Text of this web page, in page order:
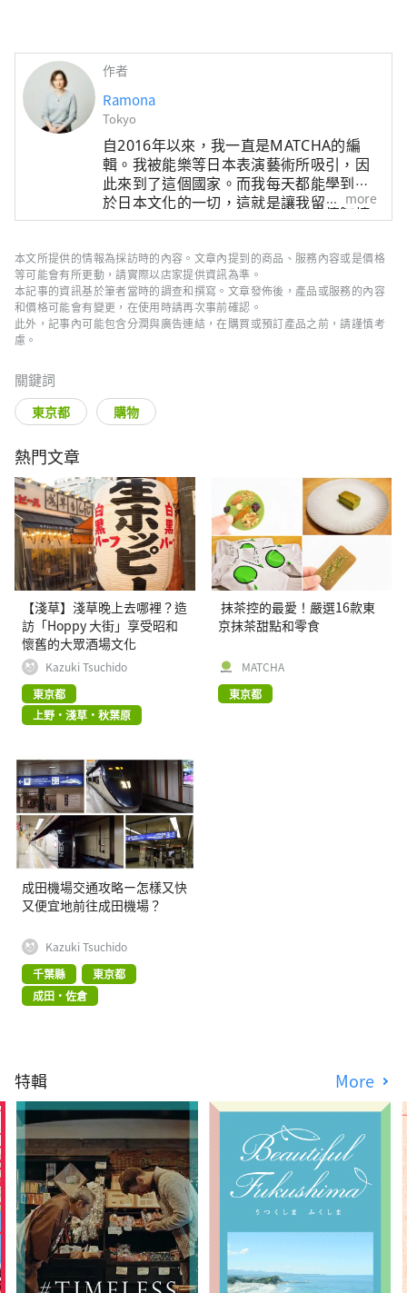
作者
Ramona
Tokyo
自2016年以來，我一直是MATCHA的編
輯。我被能樂等日本表演藝術所吸引，因
此來到了這個國家。而我每天都能學到關
於日本文化的一切，這就是讓我留在這裡
的原因。 自2012年以來，我一直在學習
之外寫的短篇小說和戲劇評論可以在綜合
文學網站「文學金魚」上閱讀。
more
本文所提供的情報為採訪時的內容。文章內提到的商品、服務內容或是價格
等可能會有所更動，請實際以店家提供資訊為準。
本記事的資訊基於筆者當時的調查和撰寫。文章發佈後，產品或服務的內容
和價格可能會有變更，在使用時請再次事前確認。
此外，記事內可能包含分潤與廣告連結，在購買或預訂產品之前，請謹慎考
慮。
關鍵詞
東京都 購物
熱門文章
【淺草】淺草晚上去哪裡？造
訪「Hoppy 大街」享受昭和
懷舊的大眾酒場文化
Kazuki Tsuchido
東京都
上野・淺草・秋葉原
抹茶控的最愛！嚴選16款東
京抹茶甜點和零食
MATCHA
東京都
成田機場交通攻略ー怎樣又快
又便宜地前往成田機場？
Kazuki Tsuchido
千葉縣
東京都
成田・佐倉
特輯 More